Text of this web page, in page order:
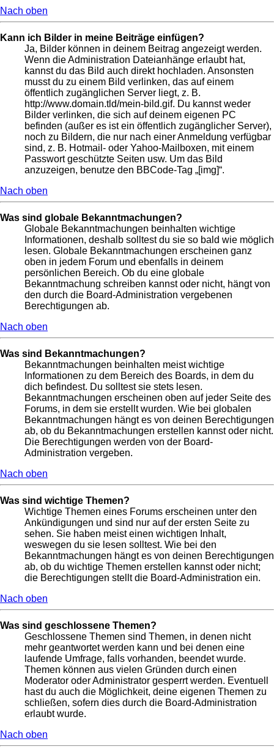
Nach oben
Kann ich Bilder in meine Beiträge einfügen?
Ja, Bilder können in deinem Beitrag angezeigt werden.
Wenn die Administration Dateianhänge erlaubt hat,
kannst du das Bild auch direkt hochladen. Ansonsten
musst du zu einem Bild verlinken, das auf einem
öffentlich zugänglichen Server liegt, z. B.
http://www.domain.tld/mein-bild.gif. Du kannst weder
Bilder verlinken, die sich auf deinem eigenen PC
befinden (außer es ist ein öffentlich zugänglicher Server),
noch zu Bildern, die nur nach einer Anmeldung verfügbar
sind, z. B. Hotmail- oder Yahoo-Mailboxen, mit einem
Passwort geschützte Seiten usw. Um das Bild
anzuzeigen, benutze den BBCode-Tag „[img]“.
Nach oben
Was sind globale Bekanntmachungen?
Globale Bekanntmachungen beinhalten wichtige
Informationen, deshalb solltest du sie so bald wie möglich
lesen. Globale Bekanntmachungen erscheinen ganz
oben in jedem Forum und ebenfalls in deinem
persönlichen Bereich. Ob du eine globale
Bekanntmachung schreiben kannst oder nicht, hängt von
den durch die Board-Administration vergebenen
Berechtigungen ab.
Nach oben
Was sind Bekanntmachungen?
Bekanntmachungen beinhalten meist wichtige
Informationen zu dem Bereich des Boards, in dem du
dich befindest. Du solltest sie stets lesen.
Bekanntmachungen erscheinen oben auf jeder Seite des
Forums, in dem sie erstellt wurden. Wie bei globalen
Bekanntmachungen hängt es von deinen Berechtigungen
ab, ob du Bekanntmachungen erstellen kannst oder nicht.
Die Berechtigungen werden von der Board-
Administration vergeben.
Nach oben
Was sind wichtige Themen?
Wichtige Themen eines Forums erscheinen unter den
Ankündigungen und sind nur auf der ersten Seite zu
sehen. Sie haben meist einen wichtigen Inhalt,
weswegen du sie lesen solltest. Wie bei den
Bekanntmachungen hängt es von deinen Berechtigungen
ab, ob du wichtige Themen erstellen kannst oder nicht;
die Berechtigungen stellt die Board-Administration ein.
Nach oben
Was sind geschlossene Themen?
Geschlossene Themen sind Themen, in denen nicht
mehr geantwortet werden kann und bei denen eine
laufende Umfrage, falls vorhanden, beendet wurde.
Themen können aus vielen Gründen durch einen
Moderator oder Administrator gesperrt werden. Eventuell
hast du auch die Möglichkeit, deine eigenen Themen zu
schließen, sofern dies durch die Board-Administration
erlaubt wurde.
Nach oben